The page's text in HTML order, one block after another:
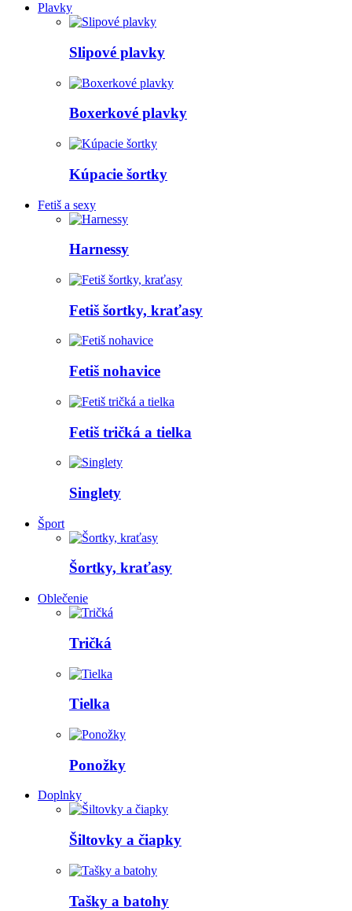
Plavky
Slipové plavky
Boxerkové plavky
Kúpacie šortky
Fetiš a sexy
Harnessy
Fetiš šortky, kraťasy
Fetiš nohavice
Fetiš tričká a tielka
Singlety
Šport
Šortky, kraťasy
Oblečenie
Tričká
Tielka
Ponožky
Doplnky
Šiltovky a čiapky
Tašky a batohy